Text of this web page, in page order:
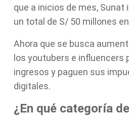
que a inicios de mes,
un total de S/ 50 millones
Ahora que se busca
los youtubers e influencers
ingresos y paguen sus
digitales.
¿En qué categoría